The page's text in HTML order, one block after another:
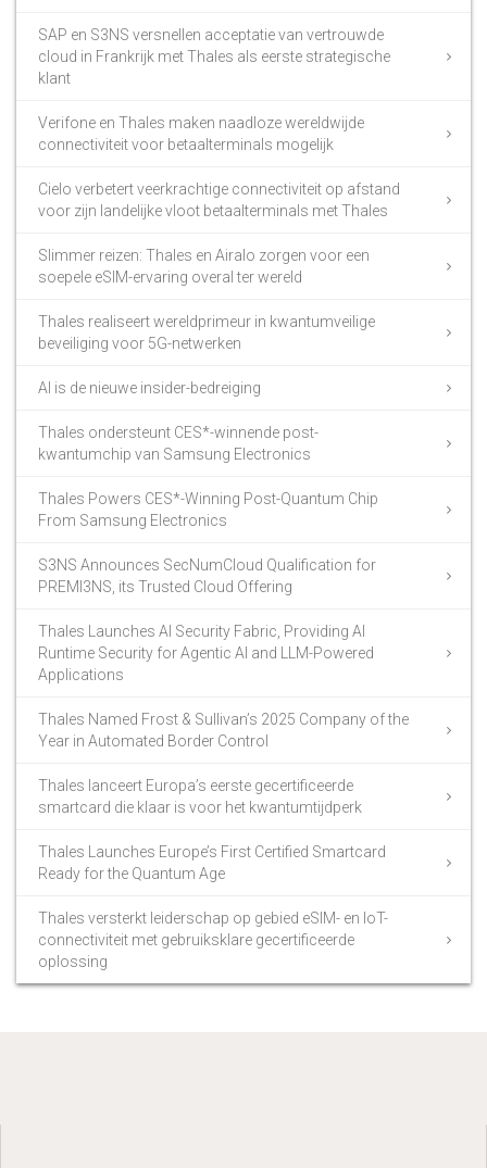
SAP en S3NS versnellen acceptatie van vertrouwde
cloud in Frankrijk met Thales als eerste strategische
klant
Verifone en Thales maken naadloze wereldwijde
connectiviteit voor betaalterminals mogelijk
Cielo verbetert veerkrachtige connectiviteit op afstand
voor zijn landelijke vloot betaalterminals met Thales
Slimmer reizen: Thales en Airalo zorgen voor een
soepele eSIM-ervaring overal ter wereld
Thales realiseert wereldprimeur in kwantumveilige
beveiliging voor 5G-netwerken
AI is de nieuwe insider-bedreiging
Thales ondersteunt CES*-winnende post-
kwantumchip van Samsung Electronics
Thales Powers CES*-Winning Post-Quantum Chip
From Samsung Electronics
S3NS Announces SecNumCloud Qualification for
PREMI3NS, its Trusted Cloud Offering
Thales Launches AI Security Fabric, Providing AI
Runtime Security for Agentic AI and LLM-Powered
Applications
Thales Named Frost & Sullivan’s 2025 Company of the
Year in Automated Border Control
Thales lanceert Europa’s eerste gecertificeerde
smartcard die klaar is voor het kwantumtijdperk
Thales Launches Europe’s First Certified Smartcard
Ready for the Quantum Age
Thales versterkt leiderschap op gebied eSIM- en IoT-
connectiviteit met gebruiksklare gecertificeerde
oplossing